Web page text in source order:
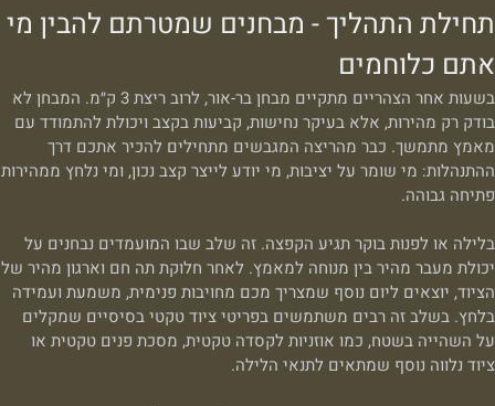
תחילת התהליך - מבחנים שמטרתם להבין מי
אתם כלוחמים
בשעות אחר הצהריים מתקיים מבחן בר-אור, לרוב ריצת 3 ק״מ. המבחן לא
בודק רק מהירות, אלא בעיקר נחישות, קביעות בקצב ויכולת להתמודד עם
מאמץ מתמשך. כבר מהריצה המגבשים מתחילים להכיר אתכם דרך
ההתנהלות: מי שומר על יציבות, מי יודע לייצר קצב נכון, ומי נלחץ ממהירות
פתיחה גבוהה.
בלילה או לפנות בוקר תגיע הקפצה. זה שלב שבו המועמדים נבחנים על
יכולת מעבר מהיר בין מנוחה למאמץ. לאחר חלוקת תה חם וארגון מהיר של
הציוד, יוצאים ליום נוסף שמצריך מכם מחויבות פנימית, משמעת ועמידה
בלחץ. בשלב זה רבים משתמשים בפריטי ציוד טקטי בסיסיים שמקלים
על השהייה בשטח, כמו אוזניות לקסדה טקטית, מסכת פנים טקטית או
ציוד נלווה נוסף שמתאים לתנאי הלילה.